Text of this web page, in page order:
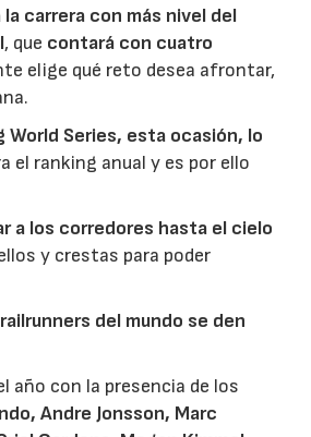
carrera con más nivel del
, que contará con cuatro
elige qué reto desea afrontar,
World Series, esta ocasión, lo
el ranking anual y es por ello
a los corredores hasta el cielo
y crestas para poder
del mundo se den
año con la presencia de los
Andre Jonsson, Marc